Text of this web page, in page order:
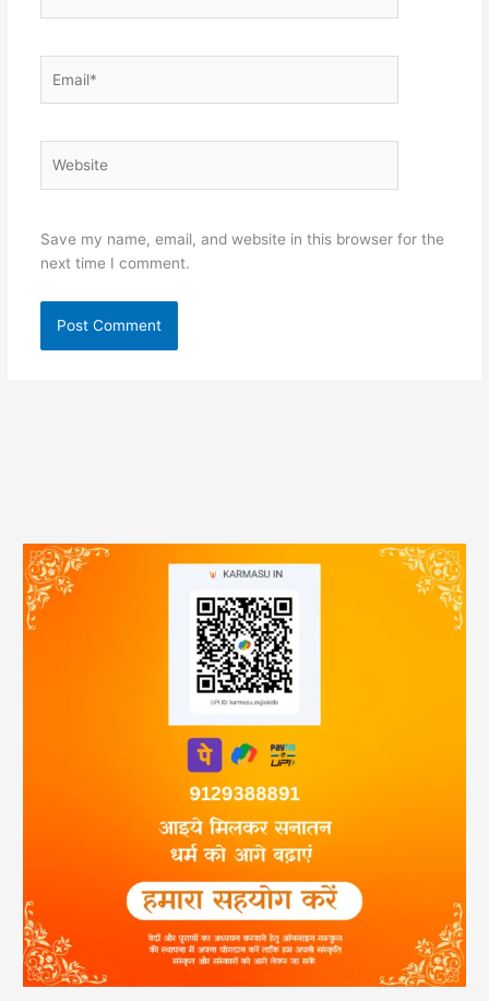
Save my name, email, and website in this browser for the
next time I comment.